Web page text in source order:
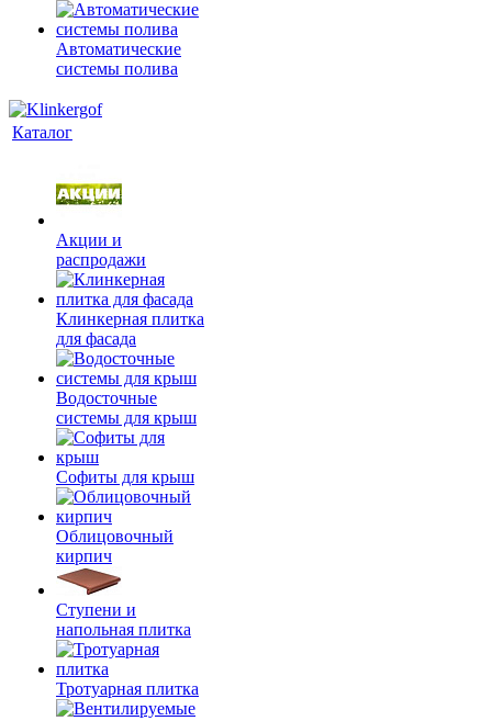
Автоматические
системы полива
Каталог
Акции и
распродажи
Клинкерная плитка
для фасада
Водосточные
системы для крыш
Софиты для крыш
Облицовочный
кирпич
Ступени и
напольная плитка
Тротуарная плитка